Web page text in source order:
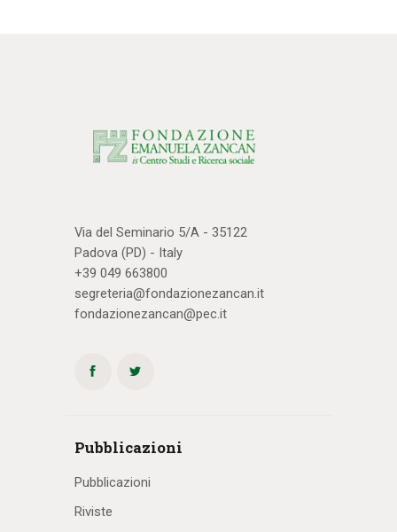
Via del Seminario 5/A - 35122
Padova (PD) - Italy
+39 049 663800
segreteria@fondazionezancan.it
fondazionezancan@pec.it
Pubblicazioni
Pubblicazioni
Riviste